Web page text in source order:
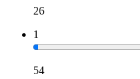
26
1
54